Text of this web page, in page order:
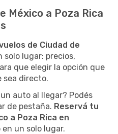
México a Poza Rica
de Ciudad de
solo lugar: precios,
que elegir la opción que
sea directo.
auto al llegar? Podés
de pestaña. Reservá tu
a Poza Rica en
un solo lugar.